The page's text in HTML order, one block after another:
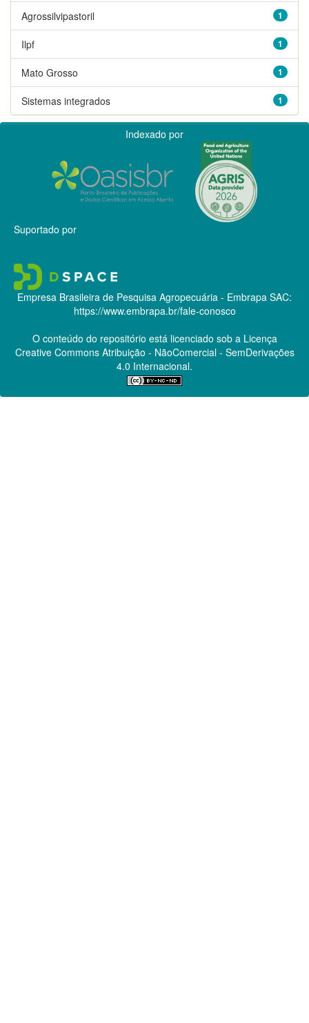
1
Agrossilvipastoril
1
Ilpf
1
Mato Grosso
1
Sistemas integrados
Indexado por
Suportado por
Empresa Brasileira de Pesquisa Agropecuária - Embrapa SAC:
https://www.embrapa.br/fale-conosco
O conteúdo do repositório está licenciado sob a Licença
Creative CommonsAtribuição - NãoComercial - SemDerivações
4.0 Internacional.